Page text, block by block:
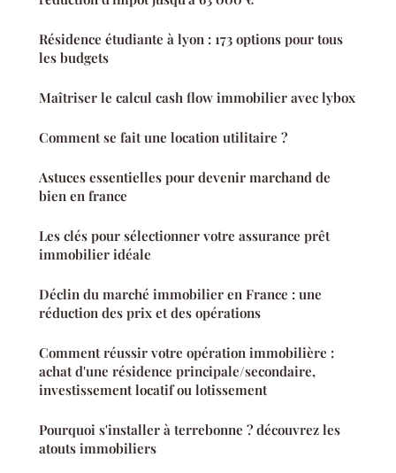
Résidence étudiante à lyon : 173 options pour tous
les budgets
Maîtriser le calcul cash flow immobilier avec lybox
Comment se fait une location utilitaire ?
Astuces essentielles pour devenir marchand de
bien en france
Les clés pour sélectionner votre assurance prêt
immobilier idéale
Déclin du marché immobilier en France : une
réduction des prix et des opérations
Comment réussir votre opération immobilière :
achat d'une résidence principale/secondaire,
investissement locatif ou lotissement
Pourquoi s'installer à terrebonne ? découvrez les
atouts immobiliers